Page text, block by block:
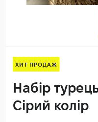
ХИТ ПРОДАЖ
Набір
Сірий колір